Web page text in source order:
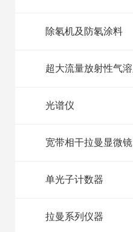
除氡机及防氡涂料
光谱仪
宽带相干拉曼显微镜
单光子计数器
拉曼系列仪器